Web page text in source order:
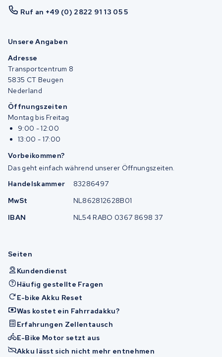
Ruf an +49 (0) 2822 91 13 05 5
Unsere Angaben
Adresse
Transportcentrum 8
5835 CT Beugen
Nederland
Öffnungszeiten
Montag bis Freitag
9:00 - 12:00
13:00 - 17:00
Vorbeikommen?
Das geht einfach während unserer Öffnungszeiten.
Handelskammer
83286497
MwSt
NL862812628B01
IBAN
NL54 RABO 0367 8698 37
Seiten
Kundendienst
Häufig gestellte Fragen
E-bike Akku Reset
Was kostet ein Fahrradakku?
Erfahrungen Zellentausch
E-Bike Motor setzt aus
Akku lässt sich nicht mehr entnehmen